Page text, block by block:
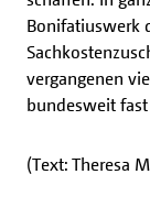
Bonifatiuswerk
vergangenen
bundesweit
(Text: Theresa